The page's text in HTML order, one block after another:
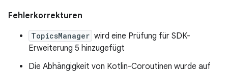
Fehlerkorrekturen
TopicsManager wird eine Prüfung für SDK-
Erweiterung 5 hinzugefügt
Die Abhängigkeit von Kotlin-Coroutinen wurde auf